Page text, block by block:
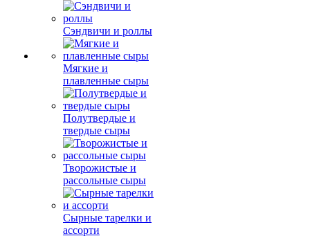
Сэндвичи и роллы
Мягкие и
плавленные сыры
Полутвердые и
твердые сыры
Творожистые и
рассольные сыры
Сырные тарелки и
ассорти